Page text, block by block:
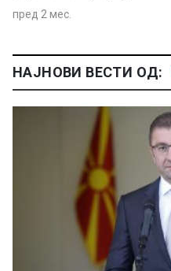
пред 2 мес.
НАЈНОВИ ВЕСТИ ОД: